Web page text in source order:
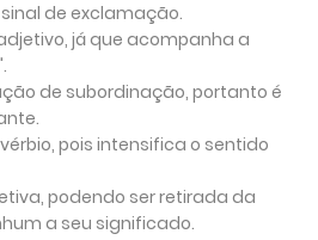
de exclamação.
já que acompanha a
de subordinação, portanto é
pois intensifica o sentido
podendo ser retirada da
a seu significado.